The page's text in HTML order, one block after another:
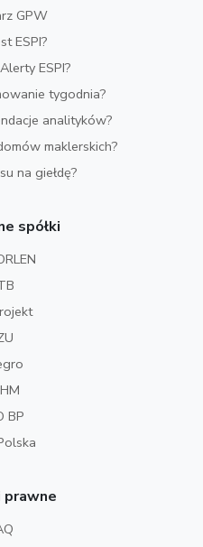
GPW
ESPI?
ESPI?
tygodnia?
analityków?
maklerskich?
na giełdę?
spółki
BP
prawne